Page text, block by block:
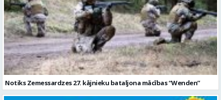
Notiks Zemessardzes 27. kājnieku bataljona mācības “Wenden”